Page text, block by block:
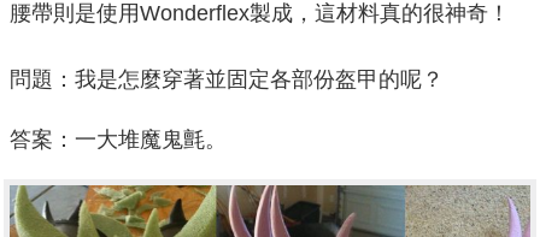
腰帶則是使用Wonderflex製成，這材料真的很神奇！
問題：我是怎麼穿著並固定各部份盔甲的呢？
答案：一大堆魔鬼氈。